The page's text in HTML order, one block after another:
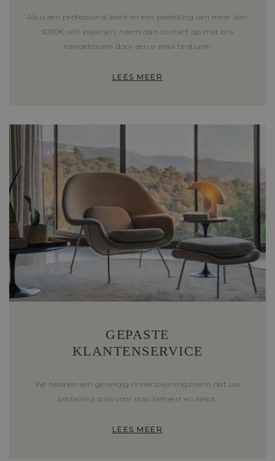
Als u een professional bent en een bestelling van meer dan
5000€ wilt plaatsen, neem dan contact op met ons
handelsteam door een e-mail te sturen
LEES MEER
GEPASTE
KLANTENSERVICE
We hebben een geweldig ondersteuningsteam dat uw
bestelling stap voor stap beheert en helpt.
LEES MEER